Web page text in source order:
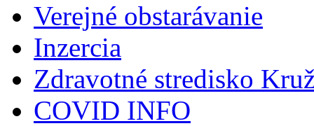
Verejné obstarávanie
Inzercia
Zdravotné stredisko
COVID INFO